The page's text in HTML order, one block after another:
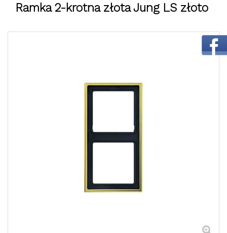
Ramka 2-krotna złota Jung LS złoto